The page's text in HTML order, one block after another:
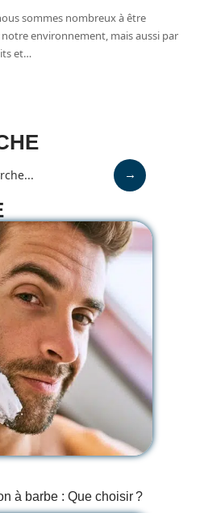
sommes nombreux à être
environnement, mais aussi par
et…
à barbe : Que choisir ?